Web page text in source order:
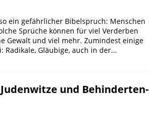
ein gefährlicher Bibelspruch: Menschen
Sprüche können für viel Verderben
Gewalt und viel mehr. Zumindest einige
Gläubige, auch in der...
und Behinderten-